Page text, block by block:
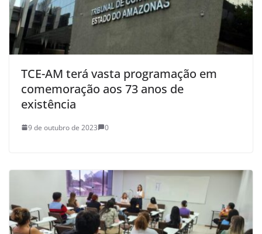
​TCE-AM terá vasta programação em
comemoração aos 73 anos de
existência
9 de outubro de 2023 0